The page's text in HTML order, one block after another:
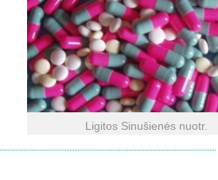
Ligitos Sinušienės nuotr.